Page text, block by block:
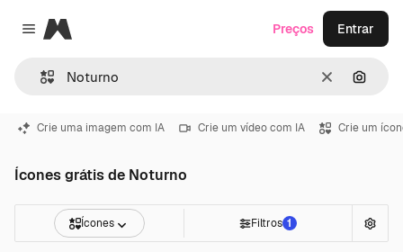
Close menu
Magnific
Limpar
Preços Entrar
Crie uma imagem com IA Crie um vídeo com IA Crie um
Ícones grátis de Noturno
Ícones Filtros 1